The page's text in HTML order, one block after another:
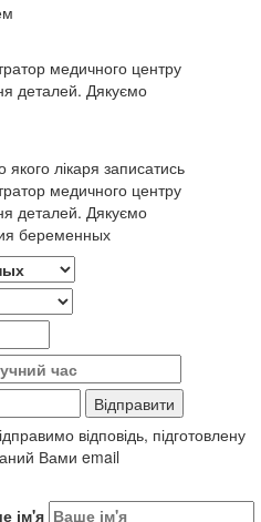
медичного центру
деталей. Дякуємо
лікаря записатись
медичного центру
деталей. Дякуємо
беременных
відповідь, підготовлену
Вами email
ім'я